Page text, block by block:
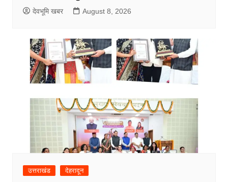
देवभूमि खबर August 8, 2026
उत्तराखंड देहरादून